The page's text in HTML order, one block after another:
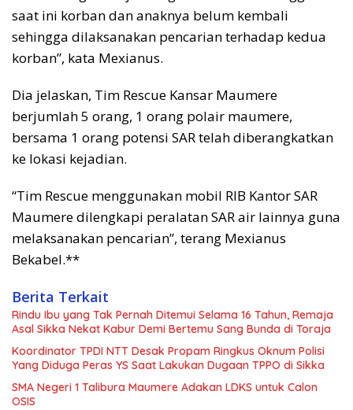
saat ini korban dan anaknya belum kembali
sehingga dilaksanakan pencarian terhadap kedua
korban”, kata Mexianus.
Dia jelaskan, Tim Rescue Kansar Maumere
berjumlah 5 orang, 1 orang polair maumere,
bersama 1 orang potensi SAR telah diberangkatkan
ke lokasi kejadian.
“Tim Rescue menggunakan mobil RIB Kantor SAR
Maumere dilengkapi peralatan SAR air lainnya guna
melaksanakan pencarian”, terang Mexianus
Bekabel.**
Berita Terkait
Rindu Ibu yang Tak Pernah Ditemui Selama 16 Tahun, Remaja
Asal Sikka Nekat Kabur Demi Bertemu Sang Bunda di Toraja
Koordinator TPDI NTT Desak Propam Ringkus Oknum Polisi
Yang Diduga Peras YS Saat Lakukan Dugaan TPPO di Sikka
SMA Negeri 1 Talibura Maumere Adakan LDKS untuk Calon
OSIS